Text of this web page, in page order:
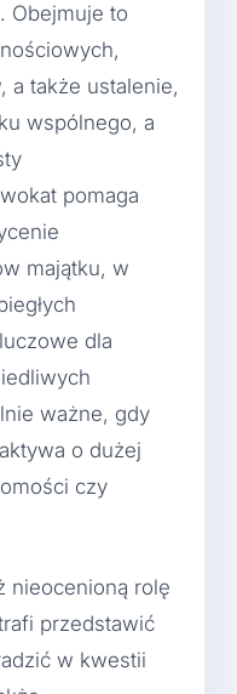
Obejmuje to
a także ustalenie,
wspólnego, a
pomaga
majątku, w
dla
ważne, gdy
o dużej
czy
nieocenioną rolę
przedstawić
w kwestii